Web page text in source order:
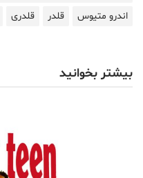
اندرو متیوس
قلدر قلدری
بیشتر بخوانید